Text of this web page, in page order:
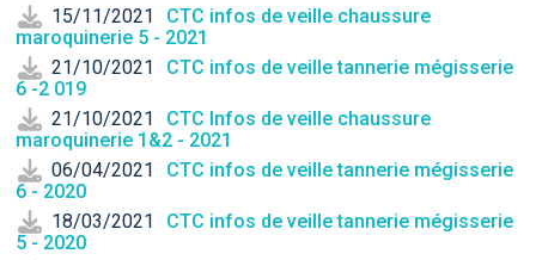
15/11/2021
CTC infos de veille chaussure
maroquinerie 5 - 2021
21/10/2021
CTC infos de veille tannerie mégisserie
6 -2 019
21/10/2021
CTC Infos de veille chaussure
maroquinerie 1&2 - 2021
06/04/2021
CTC infos de veille tannerie mégisserie
6 - 2020
18/03/2021
CTC infos de veille tannerie mégisserie
5 - 2020